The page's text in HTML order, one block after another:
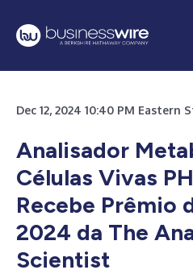
Dec 12, 2024 10:40 PM Eastern
Analisador
Células Vivas
Recebe Prêmio
2024 da The
Scientist